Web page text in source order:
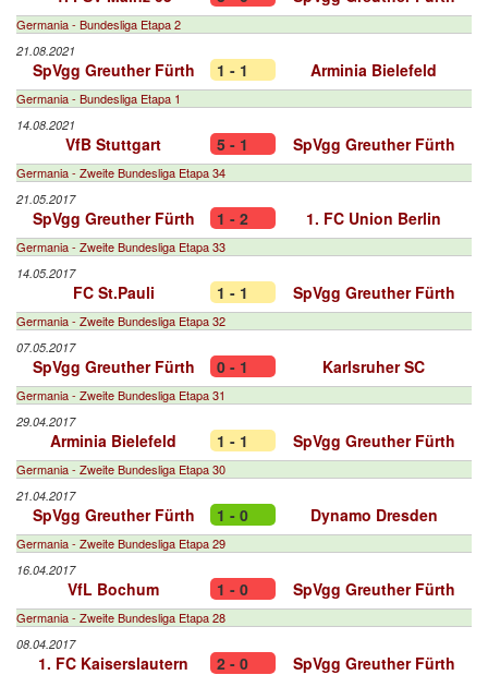
Germania - Bundesliga Etapa 2
21.08.2021
SpVgg Greuther Fürth 1 - 1 Arminia Bielefeld
Germania - Bundesliga Etapa 1
14.08.2021
VfB Stuttgart 5 - 1 SpVgg Greuther Fürth
Germania - Zweite Bundesliga Etapa 34
21.05.2017
SpVgg Greuther Fürth 1 - 2 1. FC Union Berlin
Germania - Zweite Bundesliga Etapa 33
14.05.2017
FC St.Pauli 1 - 1 SpVgg Greuther Fürth
Germania - Zweite Bundesliga Etapa 32
07.05.2017
SpVgg Greuther Fürth 0 - 1 Karlsruher SC
Germania - Zweite Bundesliga Etapa 31
29.04.2017
Arminia Bielefeld 1 - 1 SpVgg Greuther Fürth
Germania - Zweite Bundesliga Etapa 30
21.04.2017
SpVgg Greuther Fürth 1 - 0 Dynamo Dresden
Germania - Zweite Bundesliga Etapa 29
16.04.2017
VfL Bochum 1 - 0 SpVgg Greuther Fürth
Germania - Zweite Bundesliga Etapa 28
08.04.2017
1. FC Kaiserslautern 2 - 0 SpVgg Greuther Fürth